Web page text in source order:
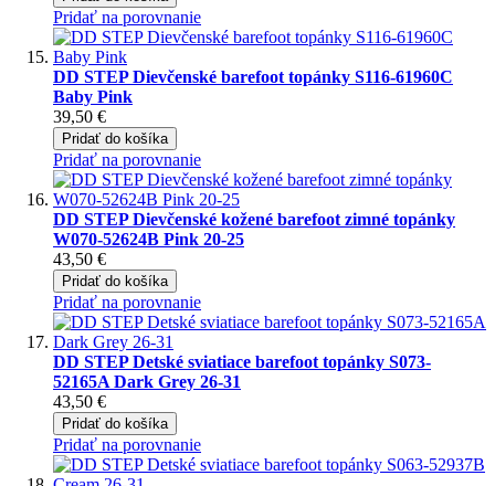
Pridať na porovnanie
DD STEP Dievčenské barefoot topánky S116-61960C
Baby Pink
39,50 €
Pridať do košíka
Pridať na porovnanie
DD STEP Dievčenské kožené barefoot zimné topánky
W070-52624B Pink 20-25
43,50 €
Pridať do košíka
Pridať na porovnanie
DD STEP Detské sviatiace barefoot topánky S073-
52165A Dark Grey 26-31
43,50 €
Pridať do košíka
Pridať na porovnanie